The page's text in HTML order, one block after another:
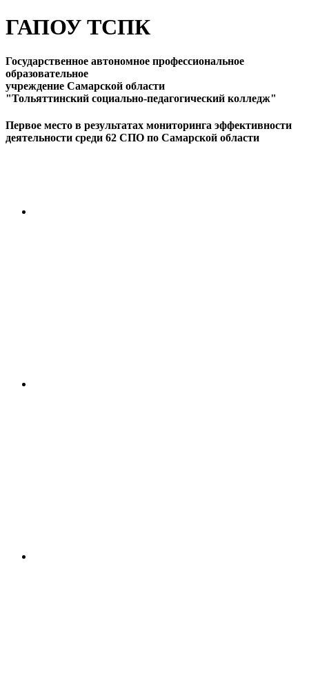
ГАПОУ ТСПК
Государственное автономное профессиональное
образовательное
учреждение Самарской области
"Тольяттинский социально-педагогический колледж"
Первое место в результатах мониторинга эффективности
деятельности среди 62 СПО по Самарской области